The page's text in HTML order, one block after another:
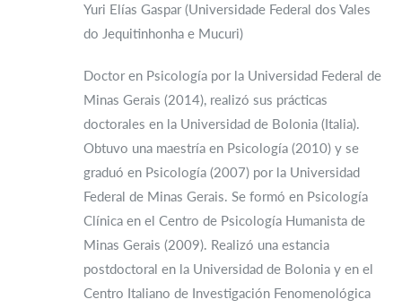
Yuri Elías Gaspar (Universidade Federal dos Vales
do Jequitinhonha e Mucuri)
Doctor en Psicología por la Universidad Federal de
Minas Gerais (2014), realizó sus prácticas
doctorales en la Universidad de Bolonia (Italia).
Obtuvo una maestría en Psicología (2010) y se
graduó en Psicología (2007) por la Universidad
Federal de Minas Gerais. Se formó en Psicología
Clínica en el Centro de Psicología Humanista de
Minas Gerais (2009). Realizó una estancia
postdoctoral en la Universidad de Bolonia y en el
Centro Italiano de Investigación Fenomenológica